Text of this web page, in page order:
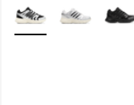
Plus de couleurs